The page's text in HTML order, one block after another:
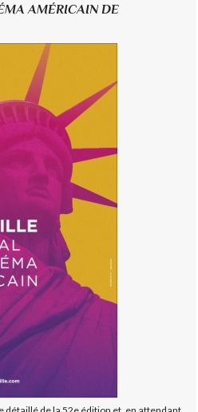
AMÉRICAIN DE